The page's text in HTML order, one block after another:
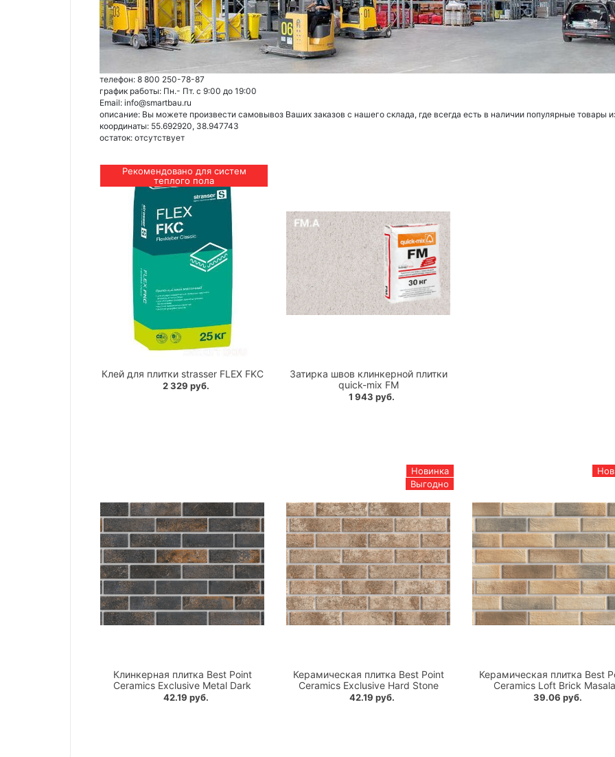
телефон: 8 800 250-78-87
график работы: Пн.- Пт. с 9:00 до 19:00
Email: info@smartbau.ru
описание: Вы можете произвести самовывоз Ваших заказов с нашего склада, где всегда есть в наличии популярные товары
координаты: 55.692920, 38.947743
остаток: отсутствует
Рекомендовано для систем
теплого пола
Клей для плитки strasser FLEX FKC
2 329 руб.
Затирка швов клинкерной плитки
quick-mix FM
1 943 руб.
Клинкерная плитка Best Point
Ceramics Exclusive Metal Dark
42.19 руб.
Новинка
Выгодно
Керамическая плитка Best Point
Ceramics Exclusive Hard Stone
42.19 руб.
Керамическая плитка Best
Ceramics Loft Brick Masala
39.06 руб.